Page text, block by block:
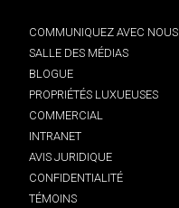
COMMUNIQUEZ AVEC NOUS
SALLE DES MÉDIAS
BLOGUE
PROPRIÉTÉS LUXUEUSES
COMMERCIAL
INTRANET
AVIS JURIDIQUE
CONFIDENTIALITÉ
TÉMOINS